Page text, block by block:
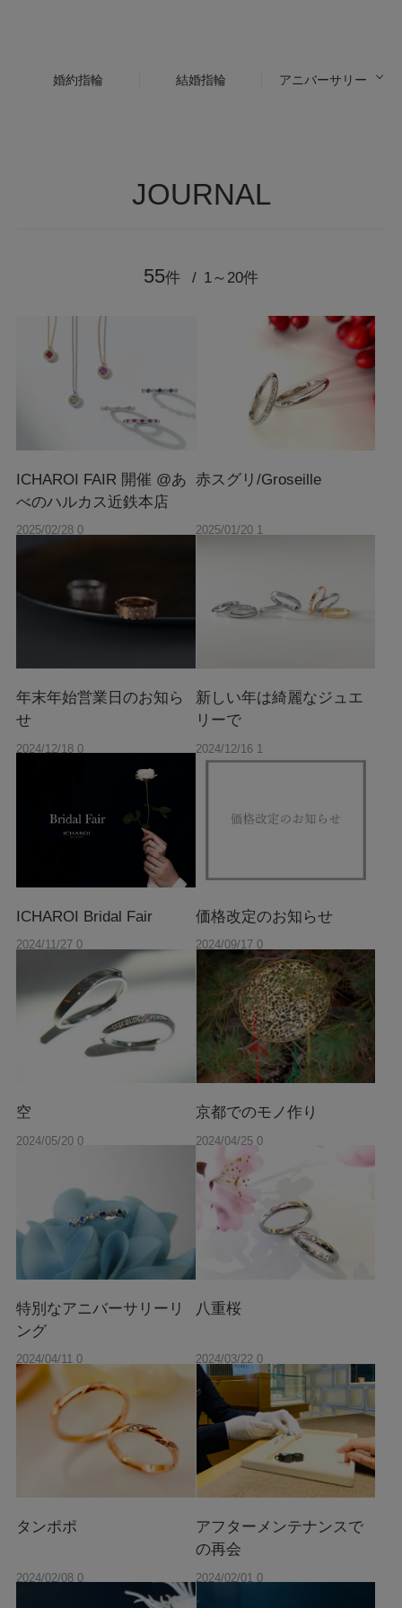
婚約指輪 結婚指輪 アニバーサリー
JOURNAL
55件 1～20件
ICHAROI FAIR 開催 @あ
べのハルカス近鉄本店
2025/02/28 0
赤スグリ/Groseille
2025/01/20 1
年末年始営業日のお知ら
せ
2024/12/18 0
新しい年は綺麗なジュエ
リーで
2024/12/16 1
0:00
ICHAROI Bridal Fair
2024/11/27 0
価格改定のお知らせ
2024/09/17 0
空
2024/05/20 0
京都でのモノ作り
2024/04/25 0
特別なアニバーサリーリ
ング
2024/04/11 0
0:00
八重桜
2024/03/22 0
0:00
タンポポ
2024/02/08 0
アフターメンテナンスで
の再会
2024/02/01 0